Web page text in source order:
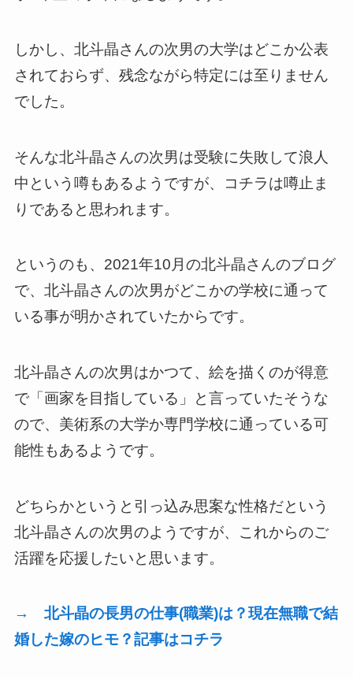
しかし、北斗晶さんの次男の大学はどこか公表
されておらず、残念ながら特定には至りません
でした。
そんな北斗晶さんの次男は受験に失敗して浪人
中という噂もあるようですが、コチラは噂止ま
りであると思われます。
というのも、2021年10月の北斗晶さんのブログ
で、北斗晶さんの次男がどこかの学校に通って
いる事が明かされていたからです。
北斗晶さんの次男はかつて、絵を描くのが得意
で「画家を目指している」と言っていたそうな
ので、美術系の大学か専門学校に通っている可
能性もあるようです。
どちらかというと引っ込み思案な性格だという
北斗晶さんの次男のようですが、これからのご
活躍を応援したいと思います。
→ 北斗晶の長男の仕事(職業)は？現在無職で結
婚した嫁のヒモ？記事はコチラ